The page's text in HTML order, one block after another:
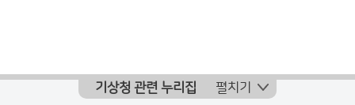
기상청 관련 누리집 펼치기